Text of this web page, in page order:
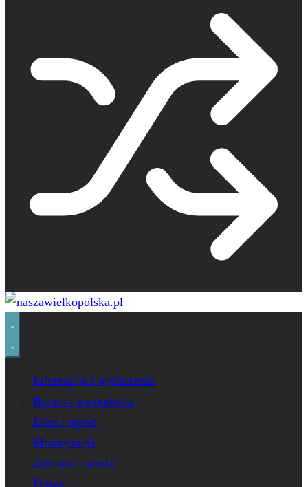
Informacje i wydarzenia
Biznes i gospodarka
Dom i ogród
Motoryzacja
Zdrowie i uroda
Prawo